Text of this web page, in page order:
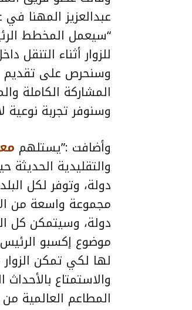
عبدالعزيز المهنا
“سيعمل المخطط
للزوار أثناء التنقل
وسنحرص على تقديم
المشاركة الكاملة
وسنوفر تجربة نوعية لا مثيل
وأضافت :”يستلهم
والتقليدية
دولة، وتوفر لكل
مجموعة واسعة من
دولة، وسيتمكن كل
موضوع إكسبو
لها لكي تمكن
والاستمتاع
المطاعم العالمية